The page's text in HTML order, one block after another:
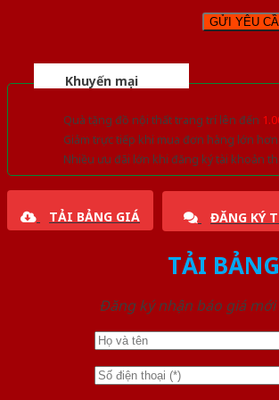
Khuyến mại
Quà tặng đồ nội thất trang trí lên đến
Giảm trực tiếp khi mua đơn hàng lớn hơn
Nhiều ưu đãi lớn khi đăng ký tài khoản
TẢI BẢNG GIÁ ĐĂNG KÝ
TẢI
Đăng ký nhận báo giá